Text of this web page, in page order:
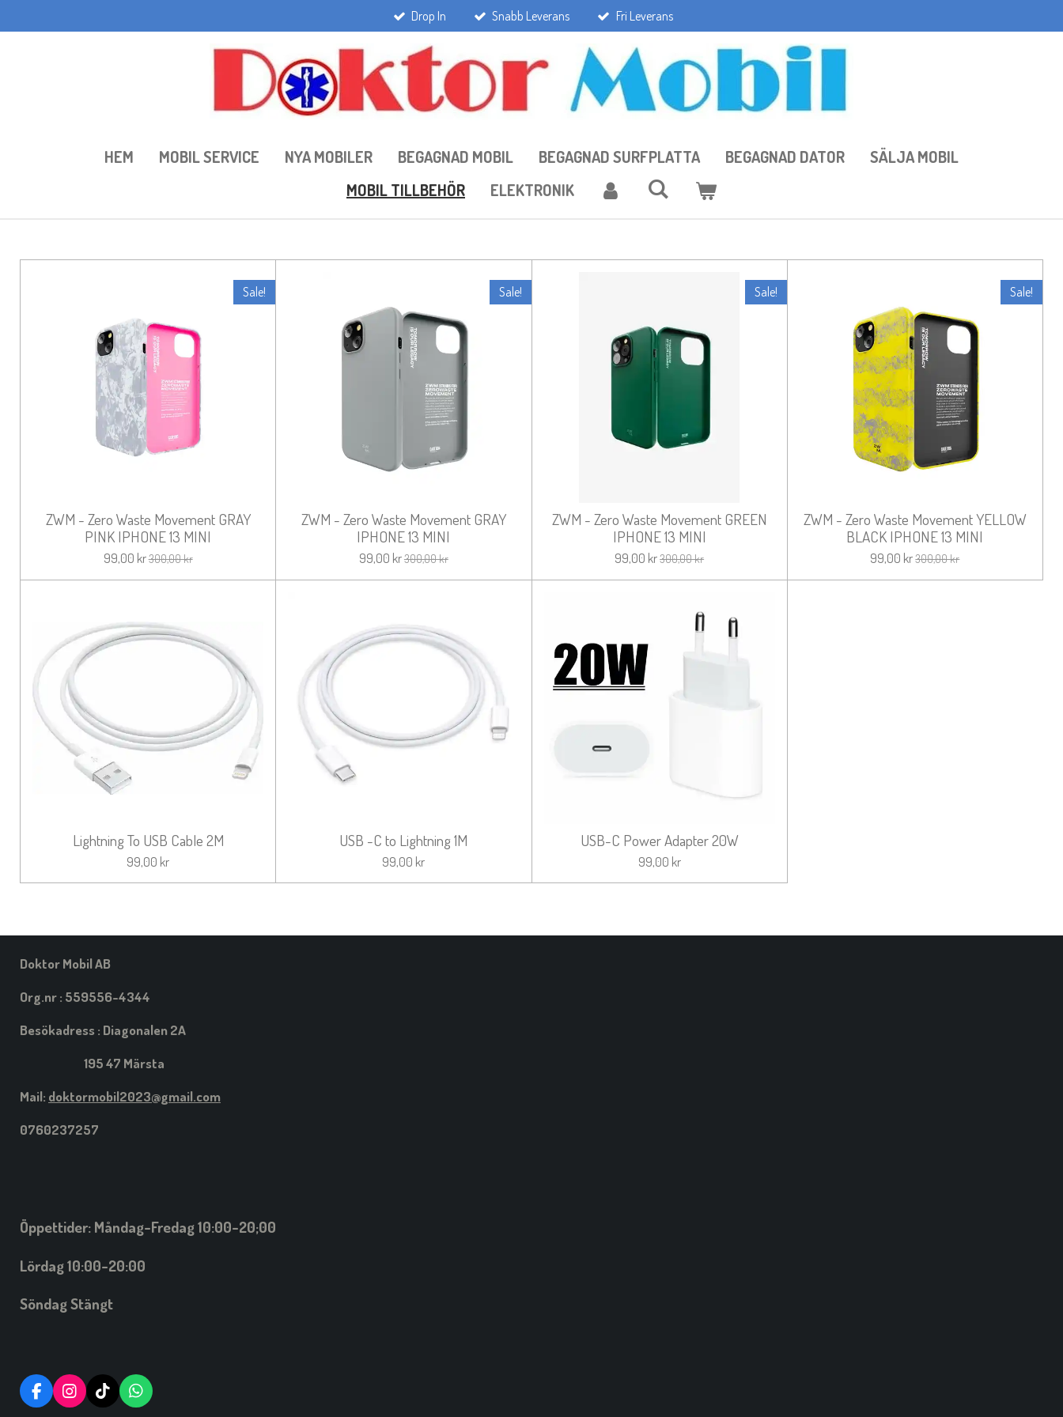
till
Drop In Snabb Leverans Fri Leverans
HEM MOBIL SERVICE NYA MOBILER BEGAGNAD MOBIL BEGAGNAD SURFPLATTA BEGAGNAD DATOR
SÄLJA MOBIL
MOBIL TILLBEHÖR
ELEKTRONIK
Sale!
ZWM - Zero Waste Movement GRAY
PINK IPHONE 13 MINI
99,00 kr300,00 kr
Sale!
ZWM - Zero Waste Movement GRAY
IPHONE 13 MINI
99,00 kr300,00 kr
Sale!
ZWM - Zero Waste Movement GREEN
IPHONE 13 MINI
99,00 kr300,00 kr
Sale!
ZWM - Zero Waste Movement YELLOW
BLACK IPHONE 13 MINI
99,00 kr300,00 kr
Lightning To USB Cable 2M
99,00 kr
USB -C to Lightning 1M
99,00 kr
USB-C Power Adapter 20W
99,00 kr
Doktor Mobil AB
Org.nr : 559556-4344
Besökadress : Diagonalen 2A
195 47 Märsta
Mail: doktormobil2023@gmail.com
0760237257
Öppettider: Måndag-Fredag 10:00-20;00
Lördag 10:00-20:00
Söndag Stängt
F
A
I
N
T
I
W
H